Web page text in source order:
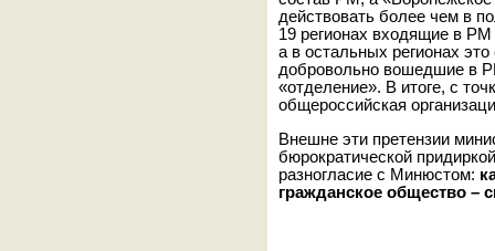
действовать более чем в
19 регионах входящие в
а в остальных регионах
добровольно вошедшие в
«отделение». В итоге, с
общероссийская
Внешне эти претензии
бюрократической
разногласие с Минюстом:
гражданское общество –